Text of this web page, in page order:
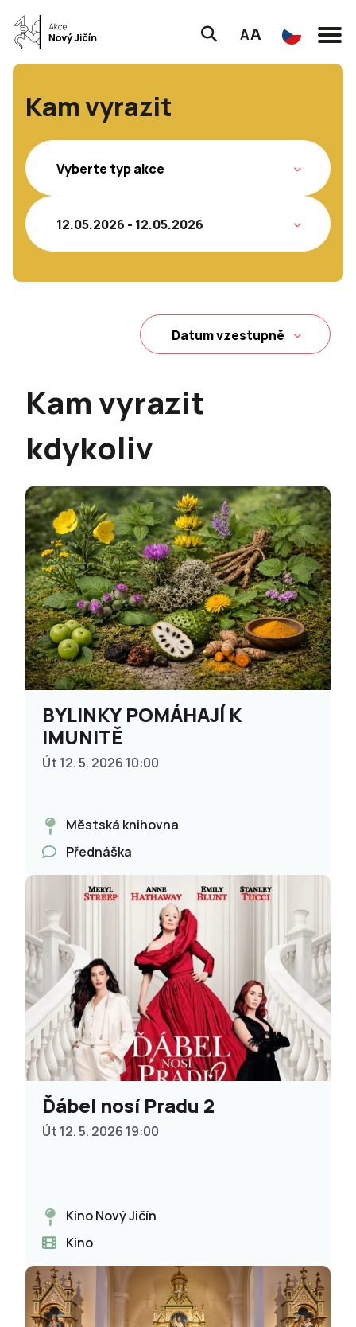
AA
Kam vyrazit
Kam vyrazit
kdykoliv
BYLINKY POMÁHAJÍ K
IMUNITĚ
Út 12. 5. 2026 10:00
Městská knihovna
Přednáška
Ďábel nosí Pradu 2
Út 12. 5. 2026 19:00
Kino Nový Jičín
Kino